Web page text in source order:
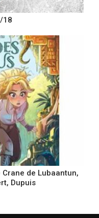
18
Crane de Lubaantun,
Dupuis